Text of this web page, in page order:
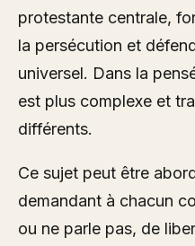
protestante centrale,
la persécution et
universel. Dans la
est plus complexe et
différents.
Ce sujet peut être
demandant à chacun
ou ne parle pas, de